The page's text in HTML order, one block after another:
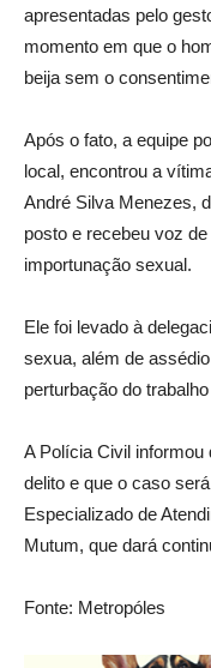
apresentadas pelo
momento em que o
beija sem o
Após o fato, a equipe
local, encontrou a
André Silva Menezes,
posto e recebeu voz
importunação sexual.
Ele foi levado à
sexua, além de
perturbação do
A Polícia Civil informou
delito e que o caso
Especializado de
Mutum, que dará
Fonte: Metropóles